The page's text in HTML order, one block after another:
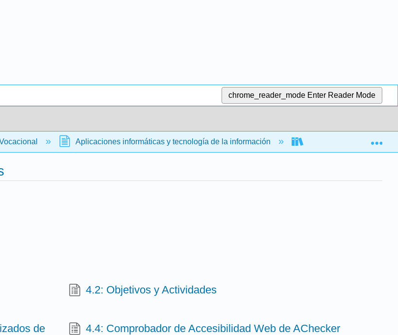
chrome_reader_mode Enter Reader Mode
Aplicaciones informáticas y tecnología de la información Aplicaciones
4.2: Objetivos y Actividades
de
4.4: Comprobador de Accesibilidad Web de AChecker